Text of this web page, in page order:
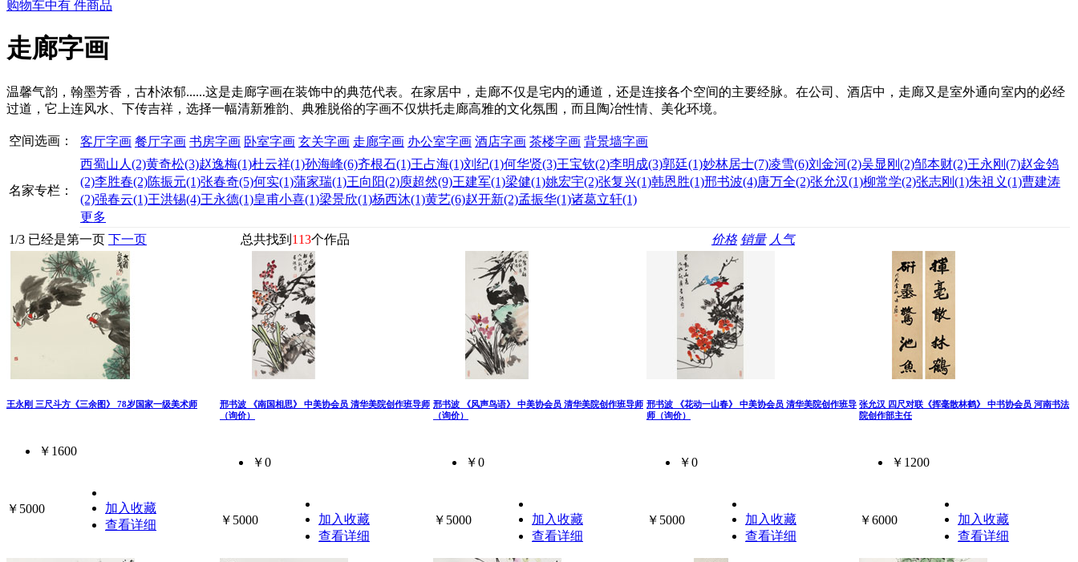
购物车中有 件商品
走廊字画
温馨气韵，翰墨芳香，古朴浓郁......这是走廊字画在装饰中的典范代表。在家居中，走廊不仅是宅内的通道，还是连接各个空间的主要经脉。在公司、酒店中，走廊又是室外通向室内的必经
过道，它上连风水、下传吉祥，选择一幅清新雅韵、典雅脱俗的字画不仅烘托走廊高雅的文化氛围，而且陶冶性情、美化环境。
空间选画： 客厅字画 餐厅字画 书房字画 卧室字画 玄关字画 走廊字画 办公室字画 酒店字画 茶楼字画 背景墙字画
名家专栏：
西蜀山人 (2)黄奇松(3)赵逸梅(1)杜云祥(1)孙海峰(6)齐根石(1)王占海(1)刘纪(1)何华贤(3)王宝钦(2)李明成(3)郭廷(1)妙林居士(7)凌雪(6)刘金河(2)吴显刚 (2)邹本财(2)王永刚 (7)赵金鸰
(2)李胜春(2)陈振元(1)张春奇(5)何实(1)蒲家瑞(1)王向阳(2)庾超然(9)王建军(1)梁健(1)姚宏宇(2)张复兴(1)韩恩胜(1)邢书波(4)唐万全(2)张允汉(1)柳常学(2)张志刚 (1)朱祖义(1)曹建涛
(2)强春云(1)王洪锡(4)王永德(1)皇甫小喜(1)梁景欣(1)杨西沐(1)黄艺(6)赵开新(2)孟振华(1)诸葛立轩(1)
更多
1/3 已经是第一页 下一页 总共找到 113个作品 价格 销量 人气
王永刚 三尺斗方《三余图》 78岁国家一级美术师
￥1600
￥5000
加入收藏
查看详细
邢书波 《南国相思》 中美协会员 清华美院创作班导师
（询价）
￥0
￥5000
加入收藏
查看详细
邢书波 《风声鸟语》 中美协会员 清华美院创作班导师
（询价）
￥0
￥5000
加入收藏
查看详细
邢书波 《花动一山春》 中美协会员 清华美院创作班导
师（询价）
￥0
￥5000
加入收藏
查看详细
张允汉 四尺对联《挥毫散林鹤》 中书协会员 河南书法
院创作部主任
￥1200
￥6000
加入收藏
查看详细